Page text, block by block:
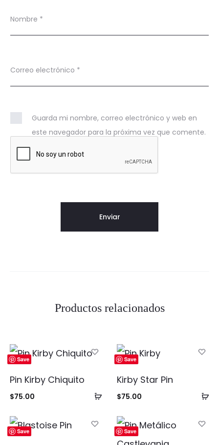
Nombre *
Correo electrónico *
Guarda mi nombre, correo electrónico y web en
este navegador para la próxima vez que comente.
Productos relacionados
Save
Añadir
carrito
Pin Kirby Chiquito
$75.00
Save
Kirby Star Pin
$75.00
Save Save